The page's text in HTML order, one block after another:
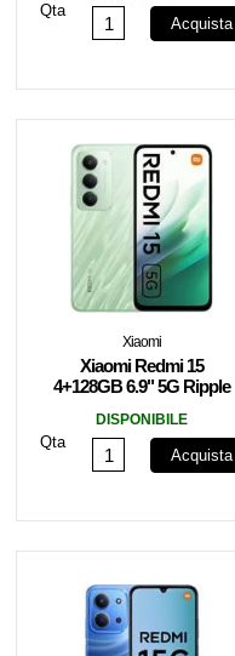
Qta
Acquista
Xiaomi
Xiaomi Redmi 15
4+128GB 6.9" 5G Ripple
DISPONIBILE
Qta
Acquista